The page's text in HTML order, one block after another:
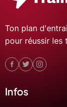
Ton plan
pour réussir les
Infos